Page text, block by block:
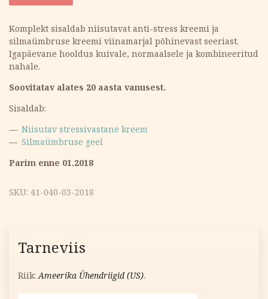
oli:
22.29 €.
is:
13.37 €.
Komplekt sisaldab niisutavat anti-stress kreemi ja
silmaümbruse kreemi viinamarjal põhinevast seeriast.
Igapäevane hooldus kuivale, normaalsele ja kombineeritud
nahale.
Soovitatav alates 20 aasta vanusest.
Sisaldab:
Niisutav stressivastane kreem
Silmaümbruse geel
Parim enne 01.2018
SKU: 41-040-03-2018
Tarneviis
Riik:Ameerika Ühendriigid (US).